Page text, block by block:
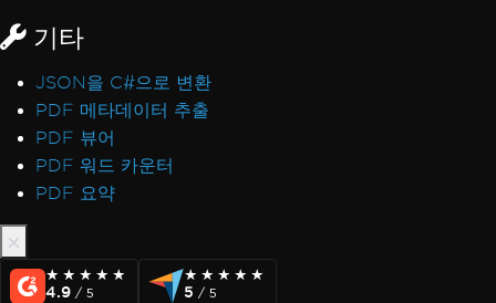
기타
JSON을 C#으로 변환
PDF 메타데이터 추출
PDF 뷰어
PDF 워드 카운터
PDF 요약
★★★★★
★★★★★
4.9 / 5
★★★★★
★★★★★
5 / 5